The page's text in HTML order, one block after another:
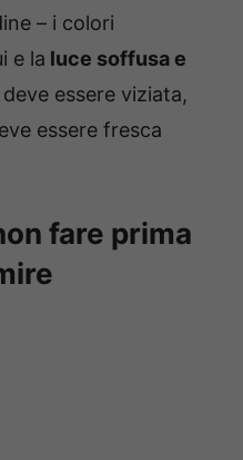
– i colori
e la luce soffusa e
essere viziata,
essere fresca
fare prima